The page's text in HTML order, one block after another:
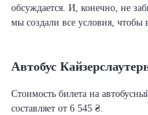
обсуждается. И, конечно, не
мы создали все условия, чтобы
Автобус
Стоимость билета на
составляет от 6 545 ₴.